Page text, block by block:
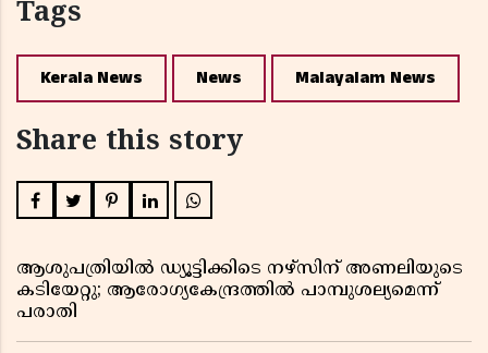
Tags
Kerala News News Malayalam News
Share this story
ആശുപത്രിയിൽ ഡ്യൂട്ടിക്കിടെ നഴ്സിന് അണലിയുടെ
കടിയേറ്റു; ആരോഗ്യകേന്ദ്രത്തിൽ പാമ്പുശല്യമെന്ന്
പരാതി